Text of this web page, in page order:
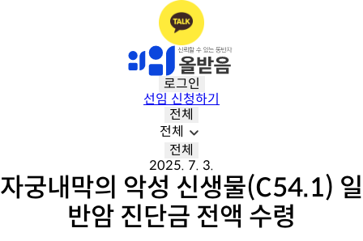
로그인
선임 신청하기
전체
전체
전체
2025. 7. 3.
자궁내막의 악성 신생물(C54.1) 일
반암 진단금 전액 수령